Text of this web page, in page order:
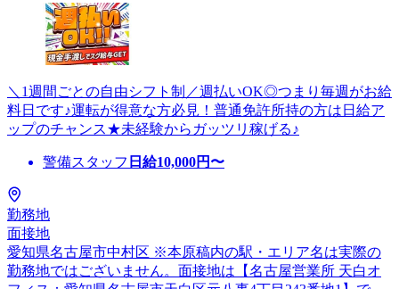
＼1週間ごとの自由シフト制／週払いOK◎つまり毎週がお給
料日です♪運転が得意な方必見！普通免許所持の方は日給ア
ップのチャンス★未経験からガッツリ稼げる♪
警備スタッフ 日給10,000円〜
勤務地
面接地
愛知県名古屋市中村区 ※本原稿内の駅・エリア名は実際の
勤務地ではございません。面接地は【名古屋営業所 天白オ